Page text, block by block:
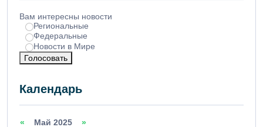
Вам интересны новости
Региональные
Федеральные
Новости в Мире
Голосовать
Календарь
« Май 2025 »